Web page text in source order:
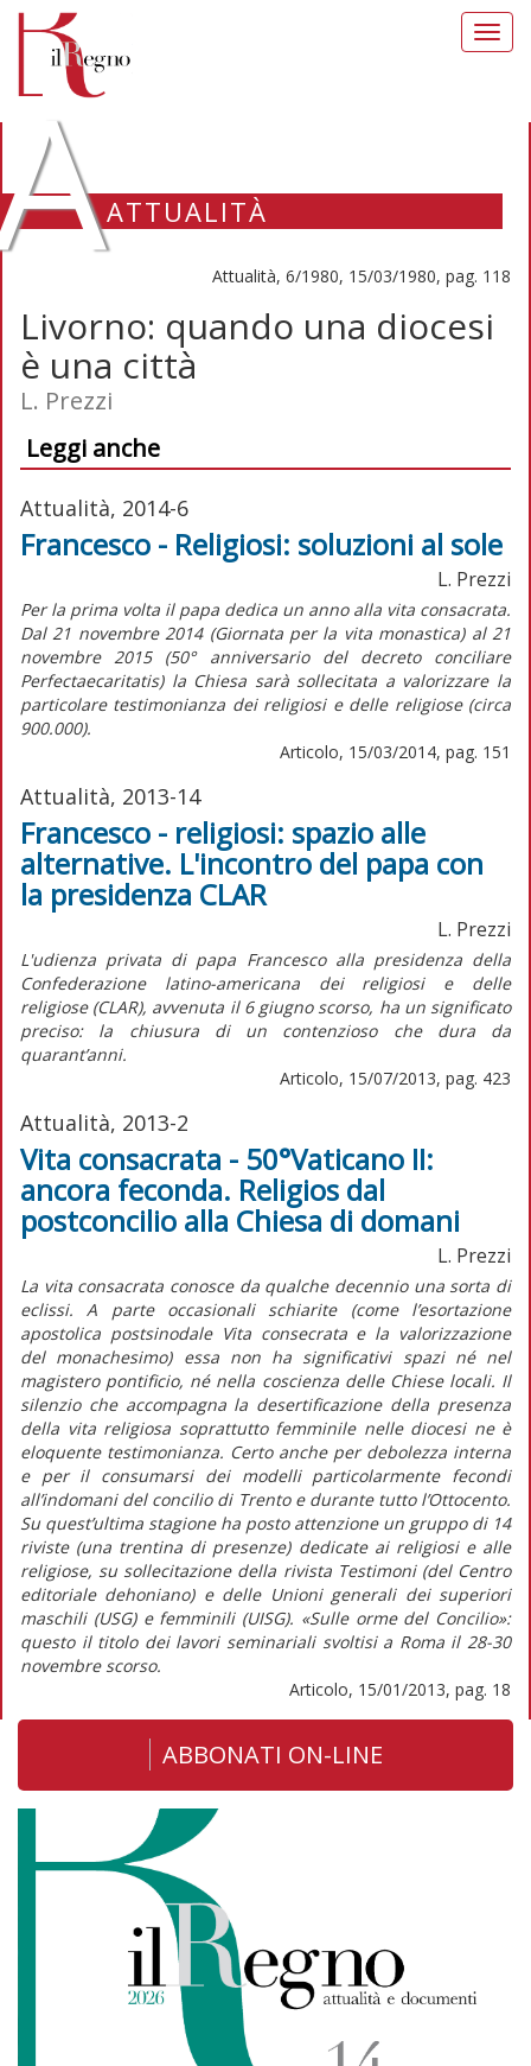
ATTUALITÀ
Attualità, 6/1980, 15/03/1980, pag. 118
Livorno: quando una diocesi
è una città
L. Prezzi
Leggi anche
Attualità, 2014-6
Francesco - Religiosi: soluzioni al sole
L. Prezzi
Per la prima volta il papa dedica un anno alla vita consacrata.
Dal 21 novembre 2014 (Giornata per la vita monastica) al 21
novembre 2015 (50° anniversario del decreto conciliare
Perfectaecaritatis) la Chiesa sarà sollecitata a valorizzare la
particolare testimonianza dei religiosi e delle religiose (circa
900.000).
Articolo, 15/03/2014, pag. 151
Attualità, 2013-14
Francesco - religiosi: spazio alle
alternative. L'incontro del papa con
la presidenza CLAR
L. Prezzi
L'udienza privata di papa Francesco alla presidenza della
Confederazione latino-americana dei religiosi e delle
religiose (CLAR), avvenuta il 6 giugno scorso, ha un significato
preciso: la chiusura di un contenzioso che dura da
quarant’anni.
Articolo, 15/07/2013, pag. 423
Attualità, 2013-2
Vita consacrata - 50°Vaticano II:
ancora feconda. Religios dal
postconcilio alla Chiesa di domani
L. Prezzi
La vita consacrata conosce da qualche decennio una sorta di
eclissi. A parte occasionali schiarite (come l’esortazione
apostolica postsinodale Vita consecrata e la valorizzazione
del monachesimo) essa non ha significativi spazi né nel
magistero pontificio, né nella coscienza delle Chiese locali. Il
silenzio che accompagna la desertificazione della presenza
della vita religiosa soprattutto femminile nelle diocesi ne è
eloquente testimonianza. Certo anche per debolezza interna
e per il consumarsi dei modelli particolarmente fecondi
all’indomani del concilio di Trento e durante tutto l’Ottocento.
Su quest’ultima stagione ha posto attenzione un gruppo di 14
riviste (una trentina di presenze) dedicate ai religiosi e alle
religiose, su sollecitazione della rivista Testimoni (del Centro
editoriale dehoniano) e delle Unioni generali dei superiori
maschili (USG) e femminili (UISG). «Sulle orme del Concilio»:
questo il titolo dei lavori seminariali svoltisi a Roma il 28-30
novembre scorso.
Articolo, 15/01/2013, pag. 18
ABBONATI ON-LINE